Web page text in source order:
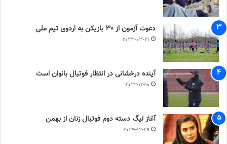
دعوت آزمون از 30 بازیکن به اردوی تیم ملی
2023-03-21
آینده درخشانی در انتظار فوتبال بانوان است
2022-12-10
آغاز لیگ دسته دوم فوتبال زنان از بهمن
2024-12-29